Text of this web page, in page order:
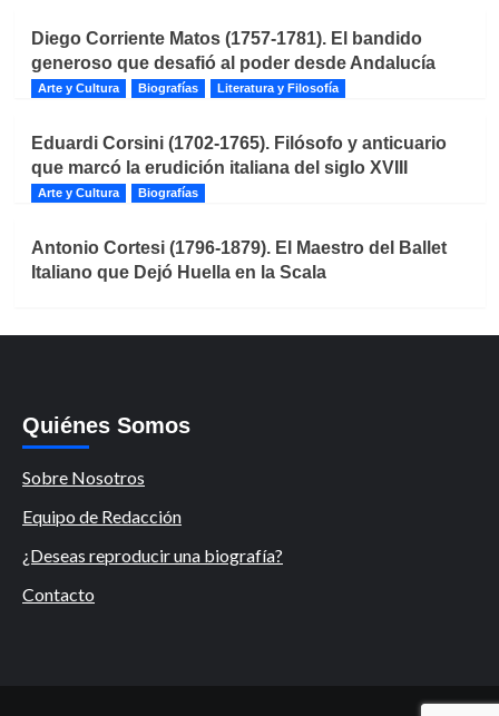
Diego Corriente Matos (1757-1781). El bandido
generoso que desafió al poder desde Andalucía
Arte y Cultura Biografías Literatura y Filosofía
Eduardi Corsini (1702-1765). Filósofo y anticuario
que marcó la erudición italiana del siglo XVIII
Arte y Cultura Biografías
Antonio Cortesi (1796-1879). El Maestro del Ballet
Italiano que Dejó Huella en la Scala
Quiénes Somos
Sobre Nosotros
Equipo de Redacción
¿Deseas reproducir una biografía?
Contacto